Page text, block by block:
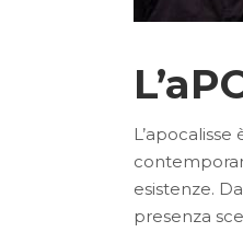
esistenze.
presenza